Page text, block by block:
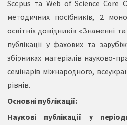
Scopus та Web of Science Core
методичних посібників, 2
освітніх довідників «Знаменні
публікації у фахових та
збірниках матеріалів науково-
семінарів міжнародного,
рівнів.
Основні публікації:
Наукові публікації у